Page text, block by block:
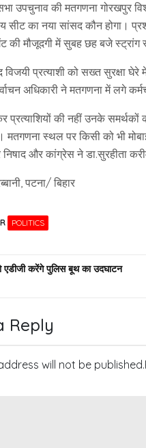
उपचुनाव की मतगणना गोरखपुर
सीट का नया सांसद कौन होगा।
की मौजूदगी में सुबह छह बजे
प्रत्याशी को सख्त सुरक्षा घेरे
अधिकारी ने मतगणना में लगे
प्रत्याशियों की नहीं उनके
स्थल पर किसी को भी
और कांग्रेस ने डा.सुरहीता
पटना/ बिहार
POLITICS
एडीजी करेंगे पुलिस बूथ का उदघाटन
Reply
will not be published.